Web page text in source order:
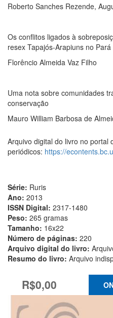
Roberto Sanches Rezende,
Os conflitos ligados à
resex Tapajós-Arapiuns no Pará
Florêncio Almeida Vaz Filho
Uma nota sobre comunidades
conservação
Mauro William Barbosa de
Arquivo digital do livro no portal
periódicos: https://
Série: Ruris
Ano: 2013
ISSN Digital: 2317-1480
Peso: 265 gramas
Tamanho: 16x22
Número de páginas: 220
Arquivo digital do livro:
Resumo do livro: Arquivo
R$0,00